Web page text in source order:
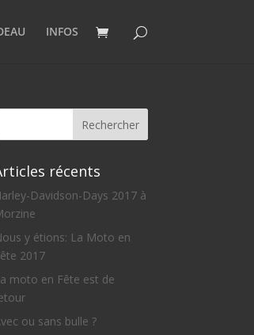
INFOS
récents
Davidson-Days 2017 à
y étions: La Moto en
2017
moto en Fête est de
ou sans bulle ?